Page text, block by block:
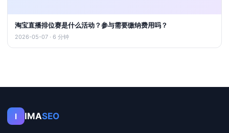
淘宝直播排位赛是什么活动？参与需要缴纳费用吗？
2026-05-07 · 6 分钟
I IMASEO